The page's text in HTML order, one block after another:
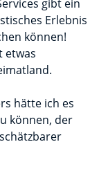
gibt ein
Erlebnis
können!
etwas
hätte ich es
können, der